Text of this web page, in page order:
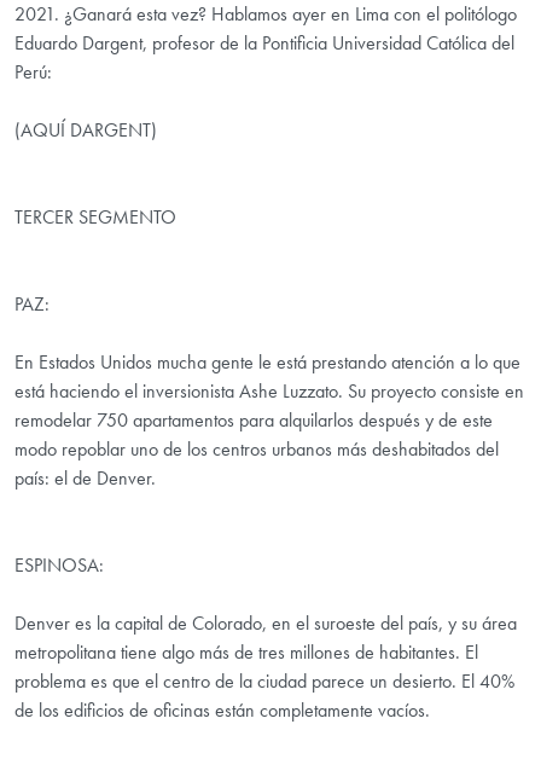
2021. ¿Ganará esta vez? Hablamos ayer en Lima con el politólogo
Eduardo Dargent, profesor de la Pontificia Universidad Católica del
Perú:
(AQUÍ DARGENT)
TERCER SEGMENTO
PAZ:
En Estados Unidos mucha gente le está prestando atención a lo que
está haciendo el inversionista Ashe Luzzato. Su proyecto consiste en
remodelar 750 apartamentos para alquilarlos después y de este
modo repoblar uno de los centros urbanos más deshabitados del
país: el de Denver.
ESPINOSA:
Denver es la capital de Colorado, en el suroeste del país, y su área
metropolitana tiene algo más de tres millones de habitantes. El
problema es que el centro de la ciudad parece un desierto. El 40%
de los edificios de oficinas están completamente vacíos.